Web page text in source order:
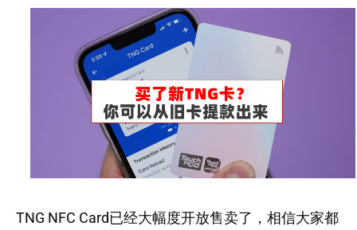
TNG NFC Card已经大幅度开放售卖了，相信大家都